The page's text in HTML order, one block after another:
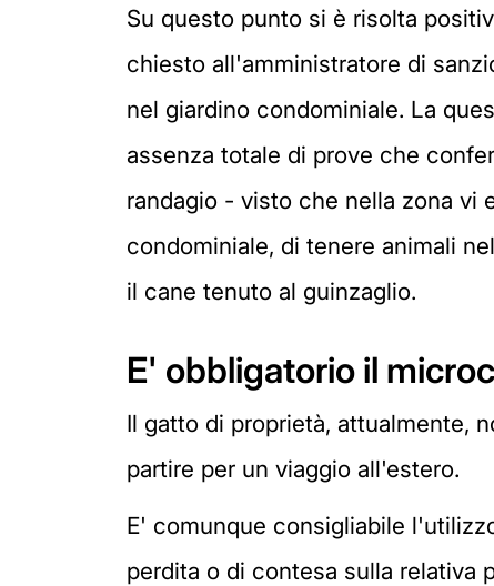
Su questo punto si è risolta
chiesto all'amministratore di
nel giardino condominiale. La
assenza totale di prove che
randagio - visto che nella zona vi
condominiale, di tenere animali
il cane tenuto al guinzaglio.
E' obbligatorio il
Il gatto di proprietà, attualmente,
partire per un viaggio all'estero.
E' comunque consigliabile
perdita o di contesa sulla relativa